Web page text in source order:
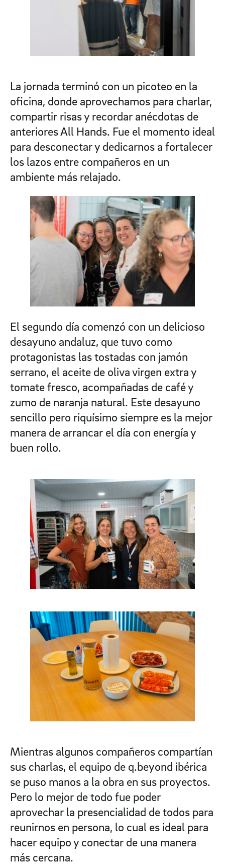
La jornada terminó con un picoteo en la
oficina, donde aprovechamos para charlar,
compartir risas y recordar anécdotas de
anteriores All Hands. Fue el momento ideal
para desconectar y dedicarnos a fortalecer
los lazos entre compañeros en un
ambiente más relajado.
El segundo día comenzó con un delicioso
desayuno andaluz, que tuvo como
protagonistas las tostadas con jamón
serrano, el aceite de oliva virgen extra y
tomate fresco, acompañadas de café y
zumo de naranja natural. Este desayuno
sencillo pero riquísimo siempre es la mejor
manera de arrancar el día con energía y
buen rollo.
Mientras algunos compañeros compartían
sus charlas, el equipo de q.beyond ibérica
se puso manos a la obra en sus proyectos.
Pero lo mejor de todo fue poder
aprovechar la presencialidad de todos para
reunirnos en persona, lo cual es ideal para
hacer equipo y conectar de una manera
más cercana.